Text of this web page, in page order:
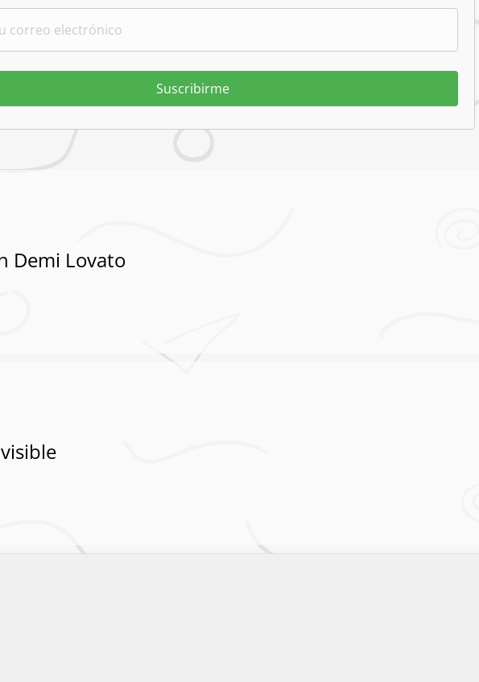
Suscribirme
Demi Lovato